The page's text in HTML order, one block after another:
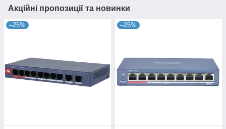
Акційні пропозиції та новинки
–25% –25%